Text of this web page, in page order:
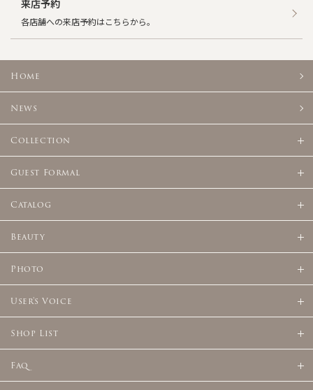
来店予約
各店舗への来店予約はこちらから。
Home
News
Collection
Guest Formal
Catalog
Beauty
Photo
User's Voice
Shop List
Faq